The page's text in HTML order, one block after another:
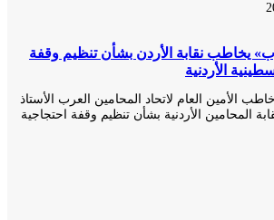
نقابة الأردن بشأن تنظيم وقفة
الأردنية
العام لاتحاد المحامين العرب الأستاذ
الأردنية بشأن تنظيم وقفة احتجاجية